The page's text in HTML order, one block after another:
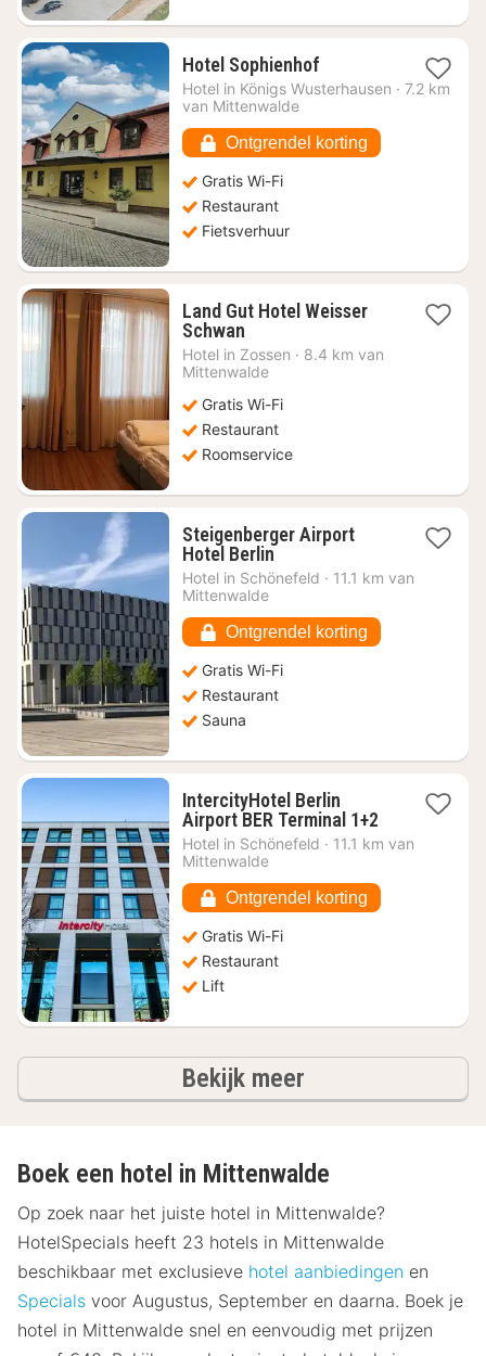
Hotel Sophienhof1
nacht
96,14
Hotel in Königs Wusterhausen · 7.2 km
van Mittenwalde
Ontgrendel korting
Gratis Wi-Fi
Restaurant
Fietsverhuur
Land Gut Hotel Weisser
Schwan1
nacht
vanaf
131,78
Hotel in Zossen · 8.4 km van
Mittenwalde
Gratis Wi-Fi
Restaurant
Roomservice
Steigenberger Airport
Hotel Berlin1
nacht
79,98
Hotel in Schönefeld · 11.1 km van
Mittenwalde
Ontgrendel korting
Gratis Wi-Fi
Restaurant
Sauna
IntercityHotel Berlin
Airport BER Terminal 1+21
nacht
73,03
Hotel in Schönefeld · 11.1 km van
Mittenwalde
Ontgrendel korting
Gratis Wi-Fi
Restaurant
Lift
Bekijk meerhotels
Boek een hotel in Mittenwalde
Op zoek naar het juiste hotel in Mittenwalde?
HotelSpecials heeft 23 hotels in Mittenwalde
beschikbaar met exclusieve hotel aanbiedingen en
Specials voor Augustus, September en daarna. Boek je
hotel in Mittenwalde snel en eenvoudig met prijzen